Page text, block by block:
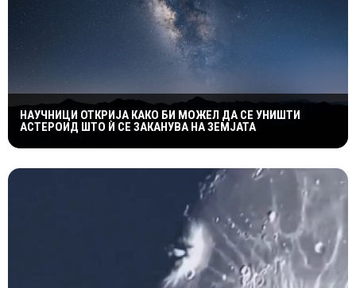
НАУЧНИЦИ ОТКРИЈА КАКО БИ МОЖЕЛ ДА СЕ УНИШТИ
АСТЕРОИД ШТО Ѝ СЕ ЗАКАНУВА НА ЗЕМЈАТА